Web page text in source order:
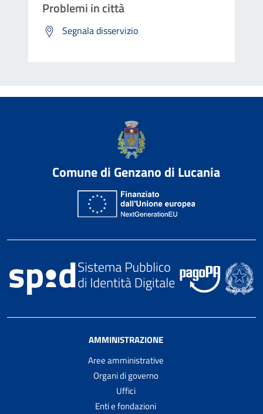
Problemi in città
Segnala disservizio
Comune di Genzano di Lucania
AMMINISTRAZIONE
Aree amministrative
Organi di governo
Uffici
Enti e fondazioni